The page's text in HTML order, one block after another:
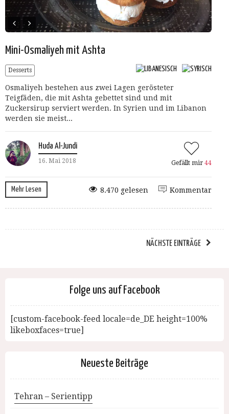
Mini-Osmaliyeh mit Ashta
Desserts
Osmaliyeh bestehen aus zwei Lagen gerösteter
Teigfäden, die mit Ashta gebettet sind und mit
Zuckersirup serviert werden. In Syrien und im Libanon
werden sie meist...
Huda Al-Jundi
16. Mai 2018 Gefällt mir 44
Mehr Lesen Kommentar
8.470 gelesen
NÄCHSTE EINTRÄGE
Folge uns auf Facebook
[custom-facebook-feed locale=de_DE height=100%
likeboxfaces=true]
Neueste Beiträge
Tehran – Serientipp